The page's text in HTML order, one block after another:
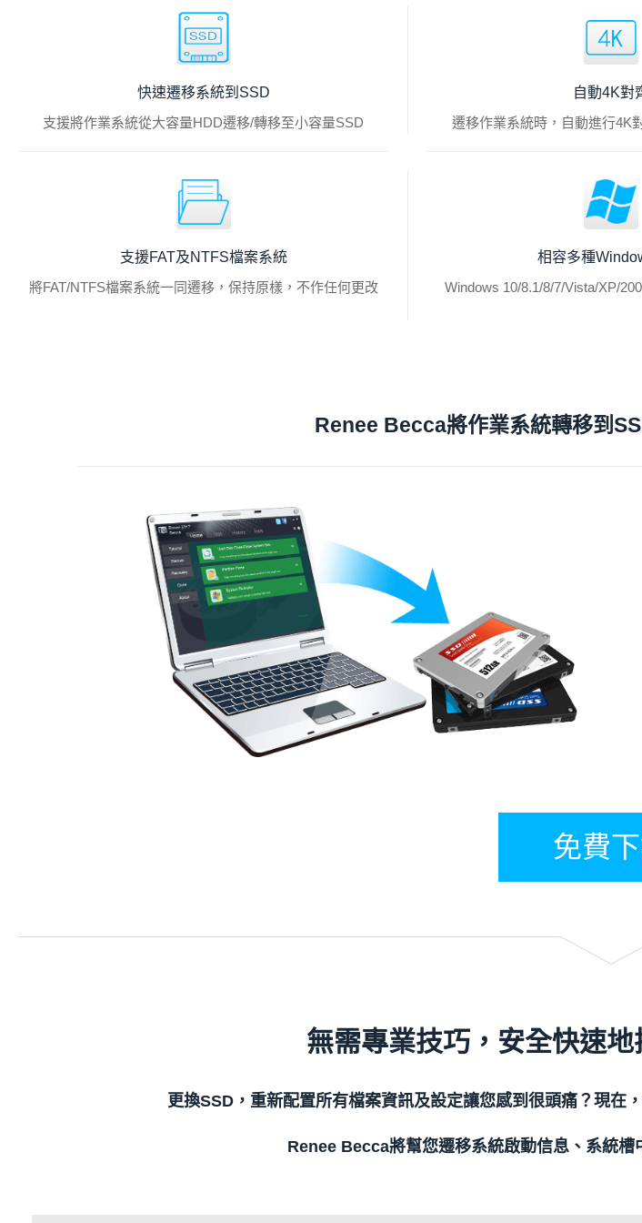
快速遷移系統到SSD
支援將作業系統從大容量HDD遷移/轉移至小容量SSD
自動4K對
遷移作業系統時，自動進行4K
支援FAT及NTFS檔案系統
將FAT/NTFS檔案系統一同遷移，保持原樣，不作任何更改
相容多種
Windows 10/8.1/8/7/Vista/XP/
Renee Becca將作業系統轉移到
免費
無需專業技巧，安全快速
更換SSD，重新配置所有檔案資訊及設定讓您感到很頭痛？現在
Renee Becca將幫您遷移系統啟動信息、系統